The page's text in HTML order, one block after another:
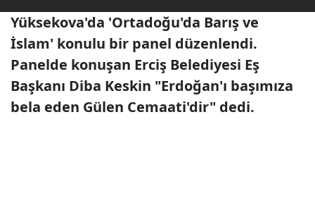
Yüksekova'da 'Ortadoğu'da Barış ve
İslam' konulu bir panel düzenlendi.
Panelde konuşan Erciş Belediyesi Eş
Başkanı Diba Keskin "Erdoğan'ı başımıza
bela eden Gülen Cemaati'dir" dedi.